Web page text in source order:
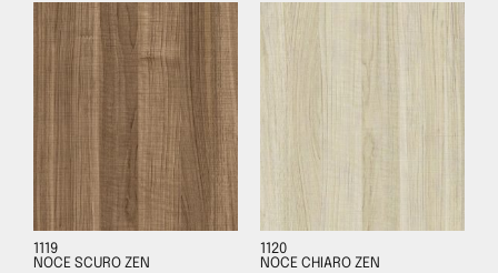
1119
NOCE SCURO ZEN
1120
NOCE CHIARO ZEN